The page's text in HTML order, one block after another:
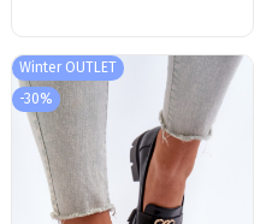
Winter OUTLET
-30%